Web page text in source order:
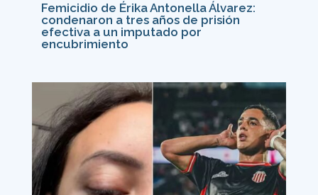
Femicidio de Érika Antonella Álvarez:
condenaron a tres años de prisión
efectiva a un imputado por
encubrimiento